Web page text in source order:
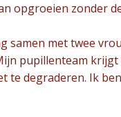
opgroeien zonder
samen met twee
pupillenteam
degraderen. Ik